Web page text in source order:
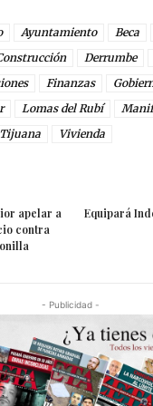
Ayuntamiento Beca
Derrumbe
Finanzas
Lomas del Rubí
Tijuana Vivienda
apelar a
contra
Equipará
- Publicidad -